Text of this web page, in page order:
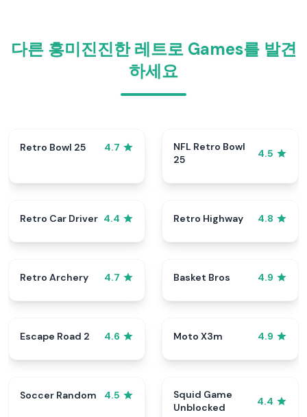
다른 흥미진진한 레트로 Games를 발견
하세요
Retro Bowl 25 4.7
NFL Retro Bowl
25
4.5
Retro Car Driver 4.4 Retro Highway 4.8
Retro Archery 4.7 Basket Bros 4.9
Escape Road 2 4.6 Moto X3m 4.9
Soccer Random 4.5
Squid Game
Unblocked
4.4